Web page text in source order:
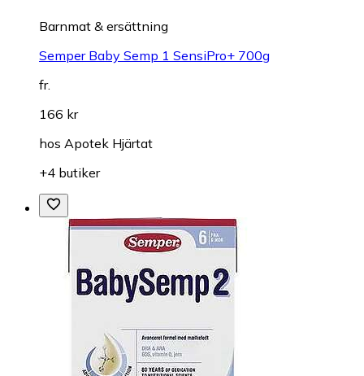
Barnmat & ersättning
Semper Baby Semp 1 SensiPro+ 700g
fr.
166 kr
hos Apotek Hjärtat
+4 butiker